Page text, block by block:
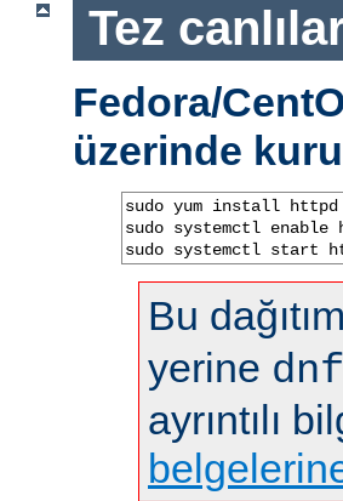
Tez
Fedora/
üzerinde
sudo yum install httpd
sudo systemctl enable
sudo systemctl start
Bu
yerine dnf
ayrıntılı